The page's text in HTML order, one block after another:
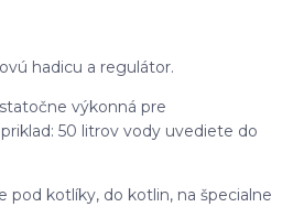
hadicu a regulátor.
výkonná pre
50 litrov vody uvediete do
pod kotlíky, do kotlin, na špecialne